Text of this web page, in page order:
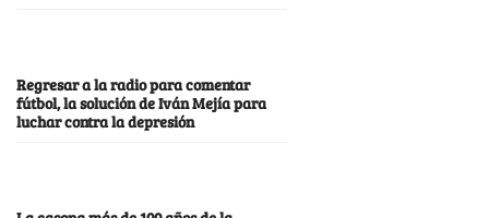
Regresar a la radio para comentar
fútbol, la solución de Iván Mejía para
luchar contra la depresión